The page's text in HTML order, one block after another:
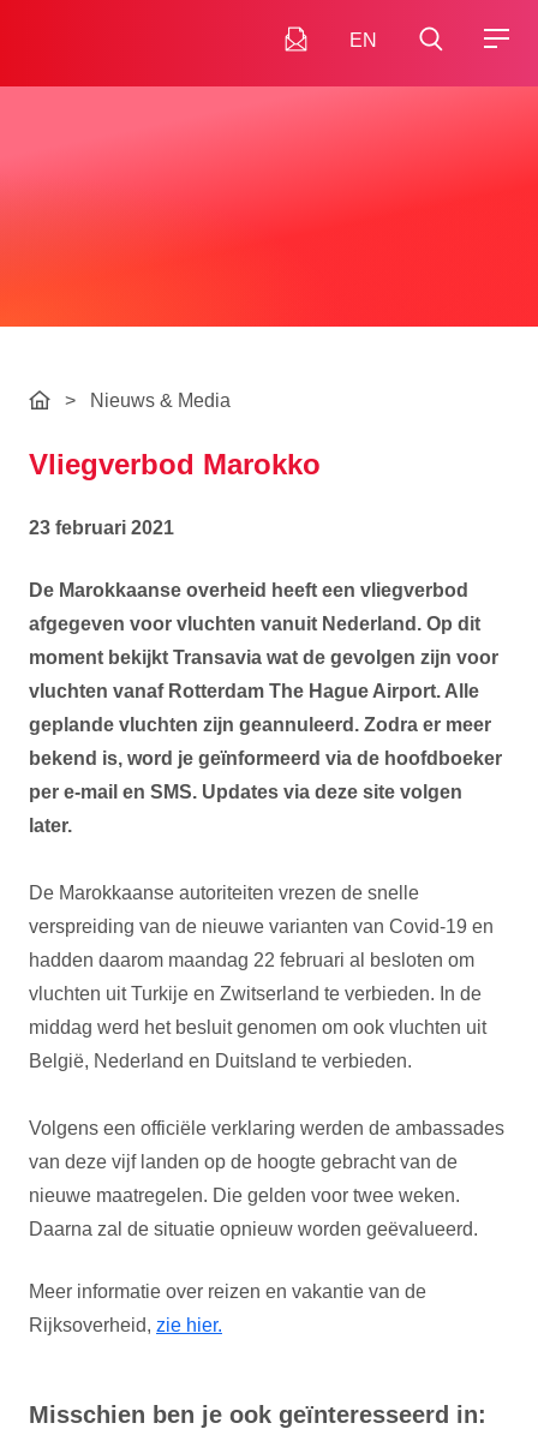
EN
> Nieuws & Media
Vliegverbod Marokko
23 februari 2021
De Marokkaanse overheid heeft een vliegverbod
afgegeven voor vluchten vanuit Nederland. Op dit
moment bekijkt Transavia wat de gevolgen zijn voor
vluchten vanaf Rotterdam The Hague Airport. Alle
geplande vluchten zijn geannuleerd. Zodra er meer
bekend is, word je geïnformeerd via de hoofdboeker
per e-mail en SMS. Updates via deze site volgen
later.
De Marokkaanse autoriteiten vrezen de snelle
verspreiding van de nieuwe varianten van Covid-19 en
hadden daarom maandag 22 februari al besloten om
vluchten uit Turkije en Zwitserland te verbieden. In de
middag werd het besluit genomen om ook vluchten uit
België, Nederland en Duitsland te verbieden.
Volgens een officiële verklaring werden de ambassades
van deze vijf landen op de hoogte gebracht van de
nieuwe maatregelen. Die gelden voor twee weken.
Daarna zal de situatie opnieuw worden geëvalueerd.
Meer informatie over reizen en vakantie van de
Rijksoverheid, zie hier.
Misschien ben je ook geïnteresseerd in: